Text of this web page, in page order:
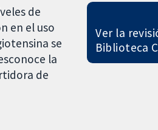
de
en el uso
se
la
de
Ver la
Biblioteca